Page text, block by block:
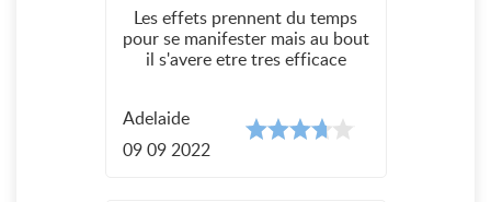
Les effets prennent du temps
pour se manifester mais au bout
il s'avere etre tres efficace
Adelaide
09 09 2022